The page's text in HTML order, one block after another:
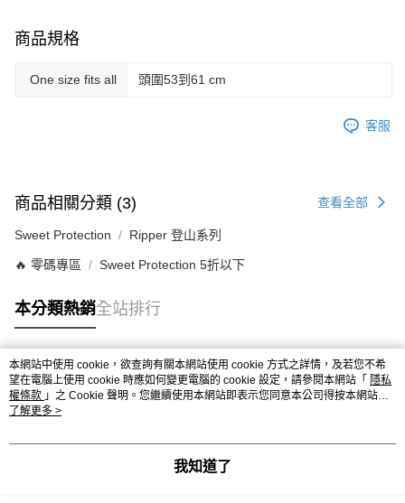
商品規格
One size fits all 頭圍53到61 cm
客服
商品相關分類 (3) 查看全部
Sweet Protection Ripper 登山系列
🔥 零碼專區 Sweet Protection 5折以下
本分類熱銷全站排行
熱門標籤
本網站中使用 cookie，欲查詢有關本網站使用 cookie 方式之詳情，及若您不希
望在電腦上使用 cookie 時應如何變更電腦的 cookie 設定，請參閱本網站「 隱私
權條款 」之 Cookie 聲明。您繼續使用本網站即表示您同意本公司得按本網站使
用條款之 Cookie 聲明使用 cookie。
了解更多 >
我知道了